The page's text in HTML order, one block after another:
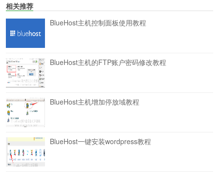
相关推荐
BlueHost主机控制面板使用教程
BlueHost主机的FTP账户密码修改教程
BlueHost主机增加停放域教程
BlueHost一键安装wordpress教程